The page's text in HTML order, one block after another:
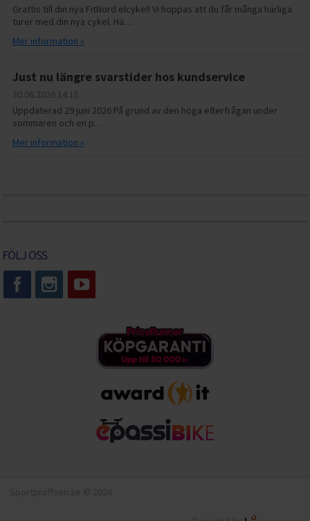
Grattis till din nya FitNord elcykel! Vi hoppas att du får många härliga
turer med din nya cykel. Hä…
Mer information »
Just nu längre svarstider hos kundservice
30.06.2026 14.15
Uppdaterad 29 juni 2026 På grund av den höga efterfrågan under
sommaren och en p…
Mer information »
FÖLJ OSS